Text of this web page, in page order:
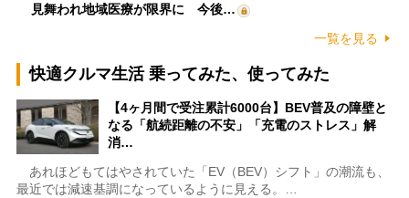
見舞われ地域医療が限界に 今後…
一覧を見る
快適クルマ生活 乗ってみた、使ってみた
【4ヶ月間で受注累計6000台】BEV普及の障壁と
なる「航続距離の不安」「充電のストレス」解
消…
あれほどもてはやされていた「EV（BEV）シフト」の潮流も、
最近では減速基調になっているように見える。…